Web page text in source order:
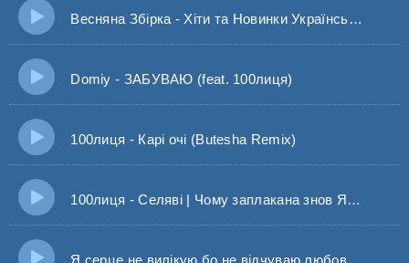
Весняна Збірка - Хіти та Новинки Української музики!
Domiy - ЗАБУВАЮ (feat. 100лиця)
100лиця - Карі очі (Butesha Remix)
100лиця - Селяві | Чому заплакана знов Я ж не розлюбив
Я серце не вилікую бо не відчуваю любов твою - 100лиця, Emeli